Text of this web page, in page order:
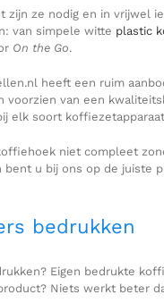
zijn ze nodig en in vrijwel
van simpele witte plastic
On the Go.
heeft een ruim
voorzien van een
elk soort
niet compleet
u bij ons op de juiste
bedrukken
Eigen bedrukte
Niets werkt beter